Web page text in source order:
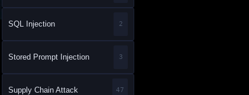
SQL Injection 2
Stored Prompt Injection 3
Supply Chain Attack 47